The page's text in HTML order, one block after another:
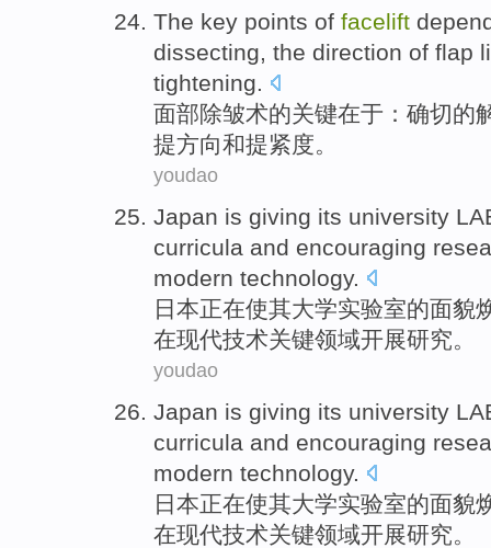
The key points of facelift
dissecting, the direction of flap
tightening.
面部除皱术的关键在于 ：确切的
提方向和提紧度。
youdao
Japan is giving its university
curricula and encouraging
modern technology.
日本正在使其大学实验室的面貌
在现代技术关键领域开展研究。
youdao
Japan is giving its university
curricula and encouraging
modern technology.
日本正在使其大学实验室的面貌
在现代技术关键领域开展研究。